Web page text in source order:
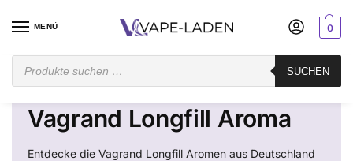
MENÜ
SUCHEN
0
Startseite / Mischen /
Vagrand Longfill Aroma
Entdecke die Vagrand Longfill Aromen aus Deutschland